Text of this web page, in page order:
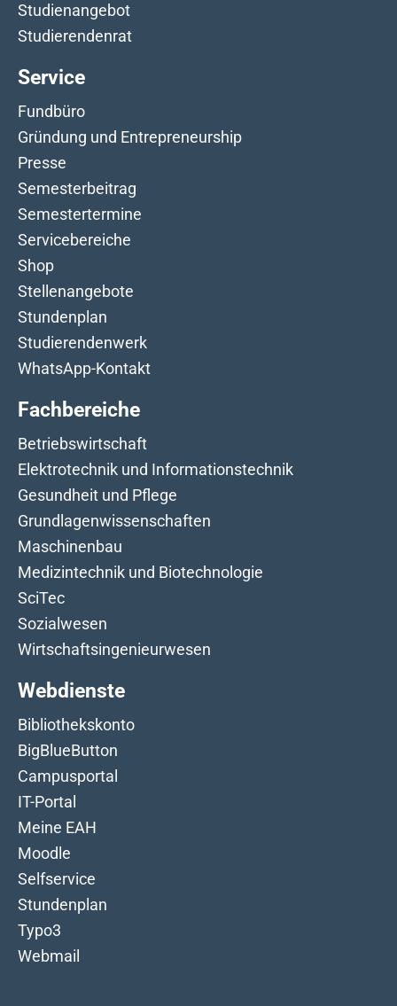
Studienangebot
Studierendenrat
Service
Fundbüro
Gründung und Entrepreneurship
Presse
Semesterbeitrag
Semestertermine
Servicebereiche
Shop
Stellenangebote
Stundenplan
Studierendenwerk
WhatsApp-Kontakt
Fachbereiche
Betriebswirtschaft
Elektrotechnik und Informationstechnik
Gesundheit und Pflege
Grundlagenwissenschaften
Maschinenbau
Medizintechnik und Biotechnologie
SciTec
Sozialwesen
Wirtschaftsingenieurwesen
Webdienste
Bibliothekskonto
BigBlueButton
Campusportal
IT-Portal
Meine EAH
Moodle
Selfservice
Stundenplan
Typo3
Webmail